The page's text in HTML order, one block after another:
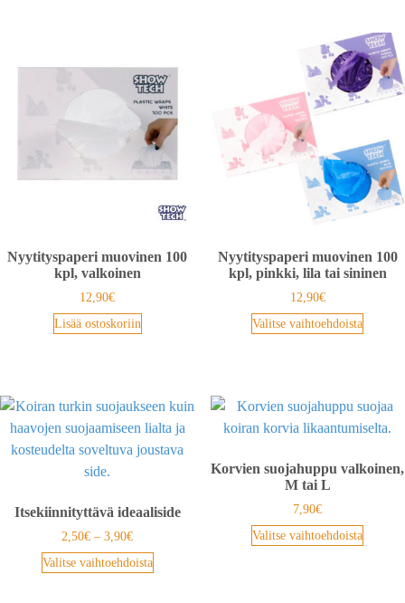
Nyytityspaperi muovinen 100
kpl, valkoinen
12,90€
Lisää ostoskoriin
Nyytityspaperi muovinen 100
kpl, pinkki, lila tai sininen
12,90€
Valitse vaihtoehdoista
Itsekiinnityttävä ideaaliside
2,50€ – 3,90€
Valitse vaihtoehdoista
Korvien suojahuppu valkoinen,
M tai L
7,90€
Valitse vaihtoehdoista